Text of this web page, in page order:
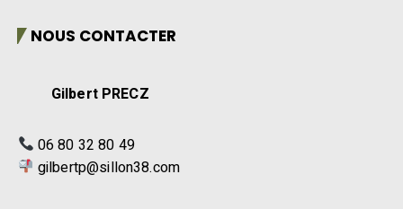
NOUS CONTACTER
Gilbert PRECZ
06 80 32 80 49
gilbertp@sillon38.com